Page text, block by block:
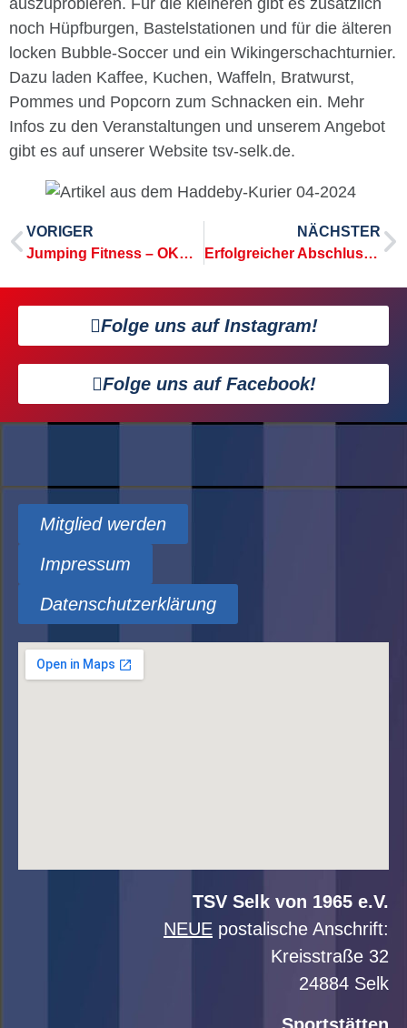
auszuprobieren. Für die kleineren gibt es zusätzlich
noch Hüpfburgen, Bastelstationen und für die älteren
locken Bubble-Soccer und ein Wikingerschachturnier.
Dazu laden Kaffee, Kuchen, Waffeln, Bratwurst,
Pommes und Popcorn zum Schnacken ein. Mehr
Infos zu den Veranstaltungen und unserem Angebot
gibt es auf unserer Website tsv-selk.de.
VORIGER
Jumping Fitness – OKR GLS und der TSV Selk machen gemeinsame Sache
NÄCHSTER
Erfolgreicher Abschluss der Aktion „Scheine für Vereine“ – Ein Dankeschön an alle Unterstützer!
Folge uns auf Instagram!
Folge uns auf Facebook!
Mitglied werden
Impressum
Datenschutzerklärung
TSV Selk von 1965 e.V.
NEUE postalische Anschrift:
Kreisstraße 32
24884 Selk